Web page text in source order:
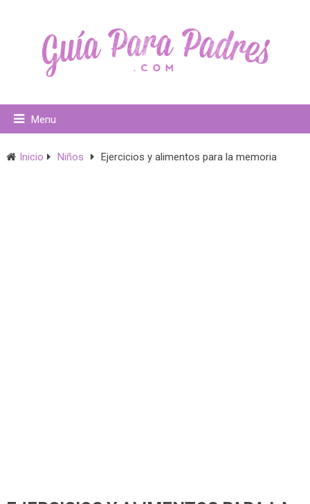
Menu
Inicio Niños Ejercicios y alimentos para la memoria